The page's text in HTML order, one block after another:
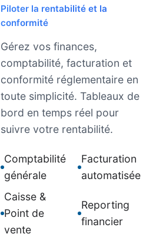
Piloter la rentabilité et la
conformité
Gérez vos finances,
comptabilité, facturation et
conformité réglementaire en
toute simplicité. Tableaux de
bord en temps réel pour
suivre votre rentabilité.
Comptabilité
générale
Facturation
automatisée
Caisse &
Point de
vente
Reporting
financier